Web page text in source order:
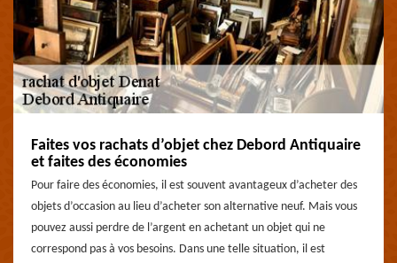
Faites vos rachats d’objet chez Debord Antiquaire
et faites des économies
Pour faire des économies, il est souvent avantageux d’acheter des
objets d’occasion au lieu d’acheter son alternative neuf. Mais vous
pouvez aussi perdre de l’argent en achetant un objet qui ne
correspond pas à vos besoins. Dans une telle situation, il est